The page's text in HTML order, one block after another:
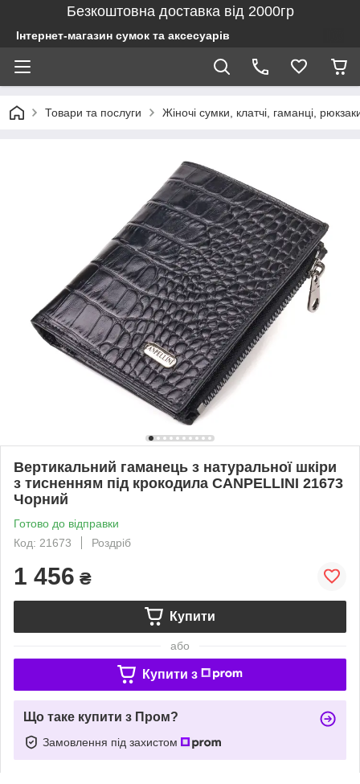
Безкоштовна доставка від 2000гр
Інтернет-магазин сумок та аксесуарів
Товари та послуги Жіночі сумки, клатчі, гаманці,
Вертикальний гаманець з натуральної шкіри
з тисненням під крокодила CANPELLINI 21673
Чорний
Готово до відправки
Код: 21673
Роздріб
1 456 ₴
Купити
або
Купити з
Що таке купити з Пром?
Замовлення під захистом